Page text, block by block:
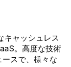
キャッシュレス
。高度な技術
スで、様々な